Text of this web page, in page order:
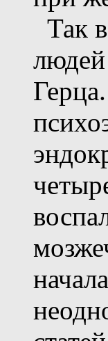
Так
людей